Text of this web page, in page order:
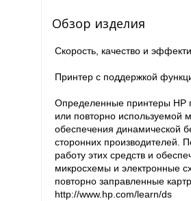
Обзор изделия
Скорость, качество и
Принтер с поддержкой
Определенные принтеры HP
или повторно используемой
обеспечения динамической
сторонних производителей.
работу этих средств и
микросхемы и электронные
повторно заправленные
http://www.hp.com/learn/ds